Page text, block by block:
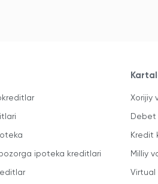
ipoteka kreditlari
Xorijiy
Debet
Kredit
Milliy
Virtual